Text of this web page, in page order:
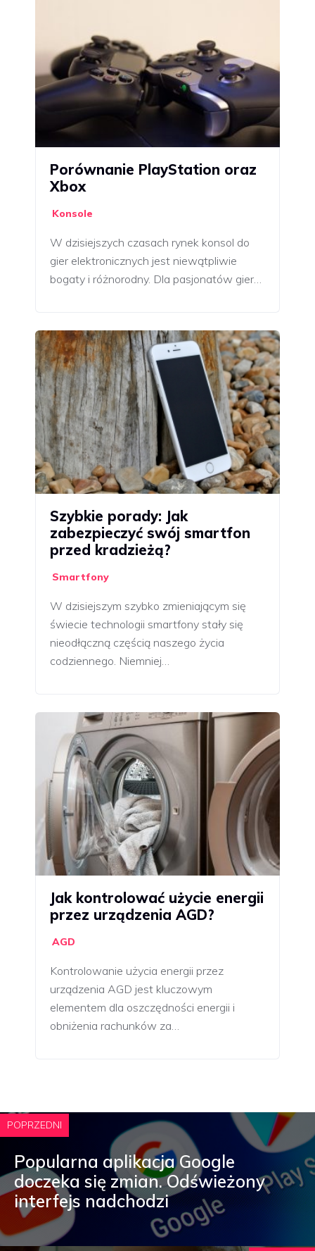
Porównanie PlayStation oraz
Xbox
Konsole
W dzisiejszych czasach rynek konsol do
gier elektronicznych jest niewątpliwie
bogaty i różnorodny. Dla pasjonatów gier…
Szybkie porady: Jak
zabezpieczyć swój smartfon
przed kradzieżą?
Smartfony
W dzisiejszym szybko zmieniającym się
świecie technologii smartfony stały się
nieodłączną częścią naszego życia
codziennego. Niemniej…
Jak kontrolować użycie energii
przez urządzenia AGD?
AGD
Kontrolowanie użycia energii przez
urządzenia AGD jest kluczowym
elementem dla oszczędności energii i
obniżenia rachunków za…
POPRZEDNI
Popularna aplikacja Google
doczeka się zmian. Odświeżony
interfejs nadchodzi